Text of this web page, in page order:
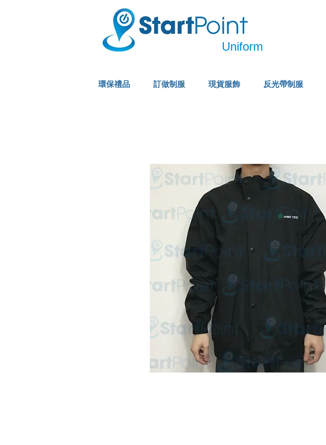
環保禮品 訂做制服 現貨服飾 反光帶制服
Uniform